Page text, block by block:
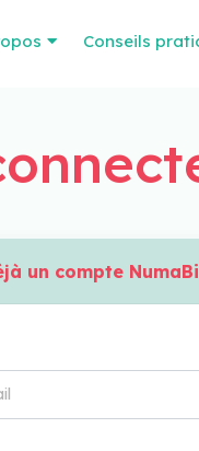
Conseils
un compte